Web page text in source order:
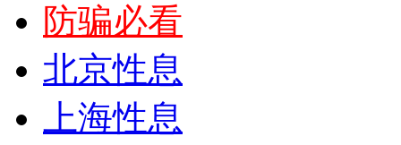
防骗必看
北京性息
上海性息